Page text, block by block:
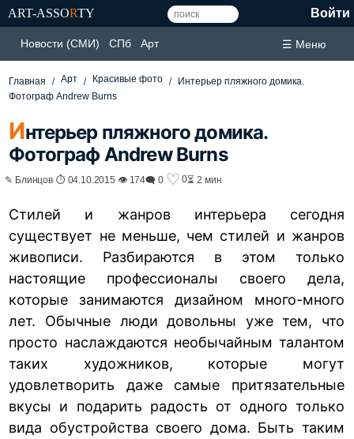
ART-ASSORTY Войти
Новости (СМИ) СПб Арт ☰ Меню
Главная Арт Красивые фото
Интерьер пляжного домика.
Фотограф Andrew Burns
Интерьер пляжного домика.
Фотограф Andrew Burns
✎ Блинцов ⏱ 04.10.2015 👁 174🗨 0 ♡ 0⏳ 2 мин
Стилей и жанров интерьера сегодня
существует не меньше, чем стилей и жанров
живописи. Разбираются в этом только
настоящие профессионалы своего дела,
которые занимаются дизайном много-много
лет. Обычные люди довольны уже тем, что
просто наслаждаются необычайным талантом
таких художников, которые могут
удовлетворить даже самые притязательные
вкусы и подарить радость от одного только
вида обустройства своего дома. Быть таким